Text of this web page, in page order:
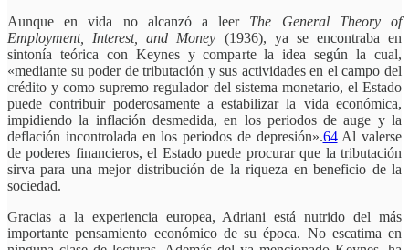
Aunque en vida no alcanzó a leer The General Theory of
Employment, Interest, and Money (1936), ya se encontraba en
sintonía teórica con Keynes y comparte la idea según la cual,
«mediante su poder de tributación y sus actividades en el campo del
crédito y como supremo regulador del sistema monetario, el Estado
puede contribuir poderosamente a estabilizar la vida económica,
impidiendo la inflación desmedida, en los periodos de auge y la
deflación incontrolada en los periodos de depresión».64Al valerse
de poderes financieros, el Estado puede procurar que la tributación
sirva para una mejor distribución de la riqueza en beneficio de la
sociedad.
Gracias a la experiencia europea, Adriani está nutrido del más
importante pensamiento económico de su época. No escatima en